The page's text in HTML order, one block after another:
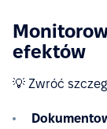
efektów
💡 Zwróć